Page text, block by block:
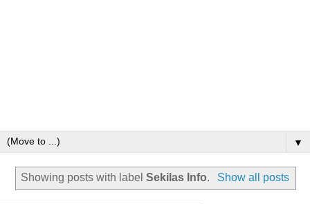
▼
Showing posts with labelSekilas Info. Show all posts